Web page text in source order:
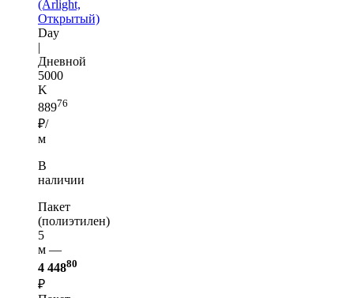
(Arlight,
Открытый)
Day
|
Дневной
5000
K
88976
₽/
м
В
наличии
Пакет
(полиэтилен)
5
м —
4 44880
₽